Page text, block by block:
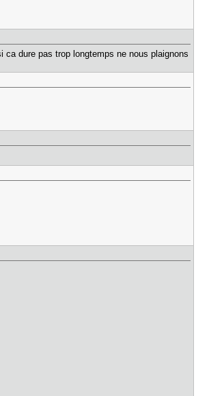
dure pas trop longtemps ne nous plaignons